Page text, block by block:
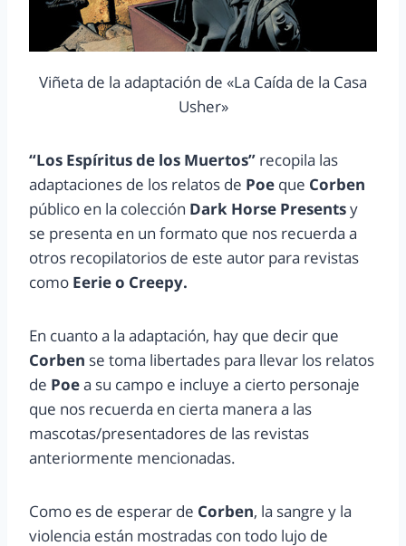
Viñeta de la adaptación de «La Caída de la Casa
Usher»
“Los Espíritus de los Muertos” recopila las
adaptaciones de los relatos de Poe que Corben
público en la colección Dark Horse Presentsy
se presenta en un formato que nos recuerda a
otros recopilatorios de este autor para revistas
como Eerie o Creepy.
En cuanto a la adaptación, hay que decir que
Corben se toma libertades para llevar los relatos
de Poea su campo e incluye a cierto personaje
que nos recuerda en cierta manera a las
mascotas/presentadores de las revistas
anteriormente mencionadas.
Como es de esperar de Corben, la sangre y la
violencia están mostradas con todo lujo de